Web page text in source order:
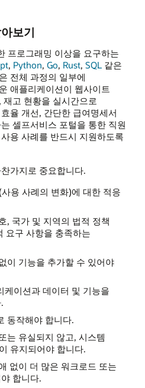
보기
프로그래밍 이상을 요구하는
, Python, Go, Rust, SQL 같은
전체 과정의 일부에
애플리케이션이 웹사이트
고 현황을 실시간으로
율 개선, 간단한 급여명세서
셀프서비스 포털을 통한 직원
용 사례를 반드시 지원하도록
가지로 중요합니다.
용 사례의 변화)에 대한 적응
, 국가 및 지역의 법적 정책
요구 사항을 충족하는
이 기능을 추가할 수 있어야
이션과 데이터 및 기능을
동작해야 합니다.
는 유실되지 않고, 시스템
유지되어야 합니다.
없이 더 많은 워크로드 또는
합니다.